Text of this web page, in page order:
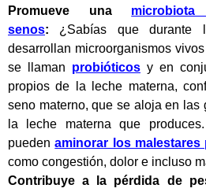
Promueve una
senos: ¿Sabías que durante
desarrollan microorganismos
se llaman probióticos y en
propios de la leche materna,
seno materno, que se aloja en las
la leche materna que
puedenaminorar los
como congestión, dolor e incluso
Contribuye a la pérdida de